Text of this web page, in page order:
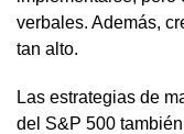
verbales. Además,
tan alto.
Las estrategias de
del S&P 500